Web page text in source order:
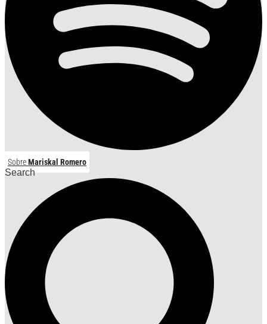
SobreMariskal Romero
Search